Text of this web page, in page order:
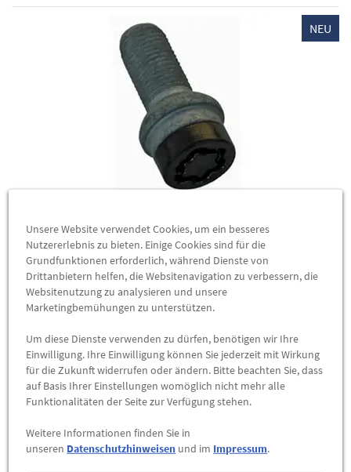
NEU
Edition, Kegelbund - verschiedene Varianten
McGard Radsicherungsschraube SU
Kugelbund: R12 M12x1,5 Gesamtlänge: 70,1 mm Schaftlänge:
49,5 mm SW: 17 mm
ab53,50 €*
ZUM PRODUKT
Unsere Website verwendet Cookies, um ein besseres
Nutzererlebnis zu bieten. Einige Cookies sind für die
Grundfunktionen erforderlich, während Dienste von
Drittanbietern helfen, die Websitenavigation zu verbessern, die
Websitenutzung zu analysieren und unsere
Marketingbemühungen zu unterstützen.
Um diese Dienste verwenden zu dürfen, benötigen wir Ihre
Einwilligung. Ihre Einwilligung können Sie jederzeit mit Wirkung
für die Zukunft widerrufen oder ändern. Bitte beachten Sie, dass
auf Basis Ihrer Einstellungen womöglich nicht mehr alle
Funktionalitäten der Seite zur Verfügung stehen.
Weitere Informationen finden Sie in
unseren Datenschutzhinweisen und im Impressum.